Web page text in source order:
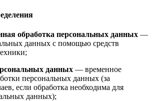
обработка персональных данных —
данных с помощью средств
данных — временное
персональных данных (за
если обработка необходима для
данных);